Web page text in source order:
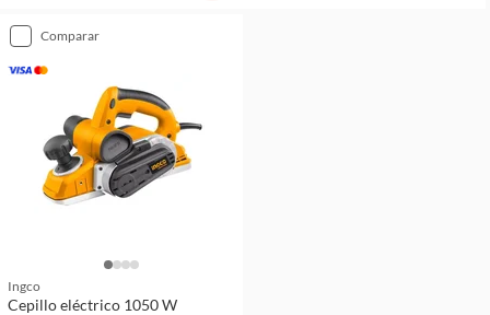
comparar
Ingco
Cepillo eléctrico 1050 W